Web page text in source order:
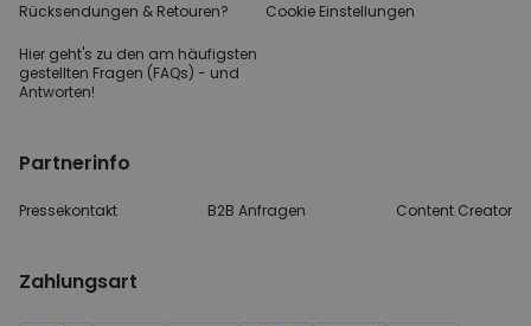
Rücksendungen & Retouren?
Hier geht's zu den am häufigsten
gestellten Fragen (FAQs) - und
Antworten!
Cookie Einstellungen
Partnerinfo
Pressekontakt B2B Anfragen Content Creator
Zahlungsart